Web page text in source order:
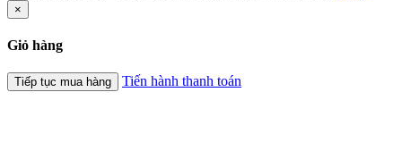
×
Giỏ hàng
Tiếp tục mua hàng Tiến hành thanh toán